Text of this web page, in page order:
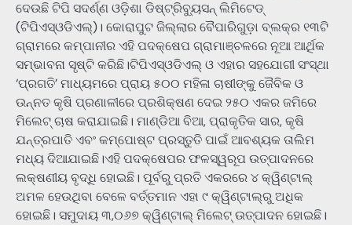
ଦେଉଛି ଟିପି ସଦର୍ଣ୍ଣ ଓଡ଼ିଶା ଡିଷ୍ଟ୍ରିବ୍ୟୁସନ୍ ଲିମିଟେଡ୍
(ଟିପିଏସ୍ଓଡିଏଲ୍)। କୋରାପୁଟ ଜିଲ୍ଲାର ବୈପାରିଗୁଡ଼ା ବ୍ଲକ୍‌ର ୧୩ଟି
ଗ୍ରାମରେ କମ୍ପାନୀର ଏହି ପଦକ୍ଷେପ ଗ୍ରାମାଞ୍ଚଳରେ ନୂଆ ଆର୍ଥିକ
ସମ୍ଭାବନା ସୃଷ୍ଟି କରିଛି।ଟିପିଏସ୍ଓଡିଏଲ୍ ଓ ଏହାର ସହଯୋଗୀ ସଂସ୍ଥା
‘ପ୍ରଗତି’ ମାଧ୍ୟମରେ ପ୍ରାୟ ୫୦୦ ମହିଳା ଚାଷୀଙ୍କୁ ଜୈବିକ ଓ
ଉନ୍ନତ କୃଷି ପ୍ରଣାଳୀରେ ପ୍ରଶିକ୍ଷଣ ଦେଇ ୨୫୦ ଏକର ଜମିରେ
ମିଲେଟ୍ ଚାଷ କରାଯାଇଛି। ମାଣ୍ଡିଆ ବିଆ, ପ୍ରାକୃତିକ ସାର, କୃଷି
ଯନ୍ତ୍ରପାତି ଏବଂ କମ୍ପୋଷ୍ଟ ପ୍ରସ୍ତୁତି ପାଇଁ ଆବଶ୍ୟକ ତାଲିମ
ମଧ୍ୟ ଦିଆଯାଇଛି।ଏହି ପଦକ୍ଷେପର ଫଳସ୍ୱରୂପ ଉତ୍ପାଦନରେ
ଲକ୍ଷଣୀୟ ବୃଦ୍ଧି ହୋଇଛି। ପୂର୍ବରୁ ପ୍ରତି ଏକରରେ ୪ କ୍ୱିଣ୍ଟାଲ୍
ଅମଳ ହେଉଥିବା ବେଳେ ବର୍ତ୍ତମାନ ଏହା ୯ କ୍ୱିଣ୍ଟାଲ୍‌ରୁ ଅଧିକ
ହୋଇଛି। ସମୁଦାୟ ୩,୦୬୭ କ୍ୱିଣ୍ଟାଲ୍ ମିଲେଟ୍ ଉତ୍ପାଦନ ହୋଇଛି।